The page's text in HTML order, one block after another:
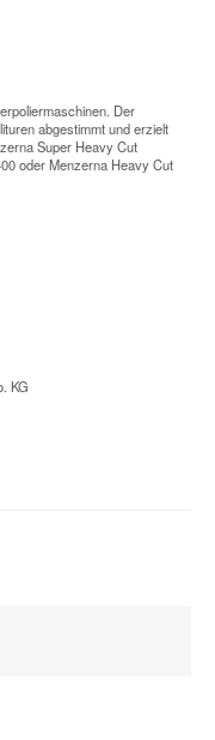
Der
abgestimmt und erzielt
Super Heavy Cut
oder Menzerna Heavy Cut
KG